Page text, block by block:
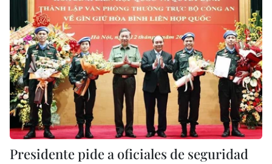
Presidente pide a oficiales de seguridad